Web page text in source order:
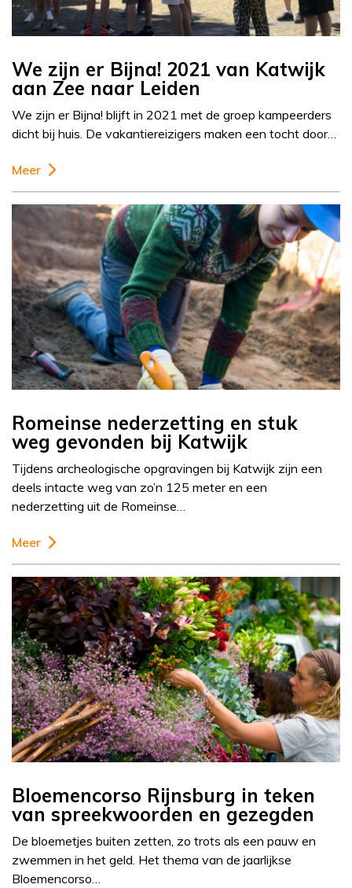
We zijn er Bijna! 2021 van Katwijk
aan Zee naar Leiden
We zijn er Bijna! blijft in 2021 met de groep kampeerders
dicht bij huis. De vakantiereizigers maken een tocht door…
Meer
Romeinse nederzetting en stuk
weg gevonden bij Katwijk
Tijdens archeologische opgravingen bij Katwijk zijn een
deels intacte weg van zo’n 125 meter en een
nederzetting uit de Romeinse…
Meer
Bloemencorso Rijnsburg in teken
van spreekwoorden en gezegden
De bloemetjes buiten zetten, zo trots als een pauw en
zwemmen in het geld. Het thema van de jaarlijkse
Bloemencorso…